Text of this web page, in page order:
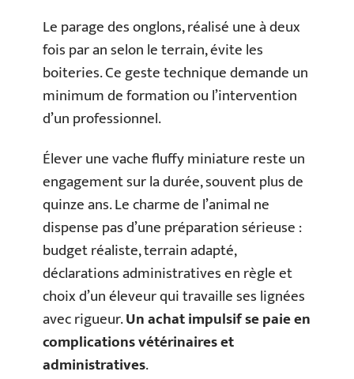
Le parage des onglons, réalisé une à deux
fois par an selon le terrain, évite les
boiteries. Ce geste technique demande un
minimum de formation ou l’intervention
d’un professionnel.
Élever une vache fluffy miniature reste un
engagement sur la durée, souvent plus de
quinze ans. Le charme de l’animal ne
dispense pas d’une préparation sérieuse :
budget réaliste, terrain adapté,
déclarations administratives en règle et
choix d’un éleveur qui travaille ses lignées
avec rigueur.Un achat impulsif se paie en
complications vétérinaires et
administratives.